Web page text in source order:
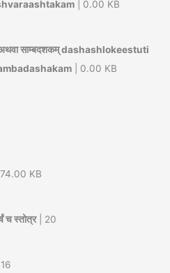
| 0.00 KB
अथवा साम्बदशकम् dashashlokeestuti
| 0.00 KB
KB
च स्तोत्र| 20